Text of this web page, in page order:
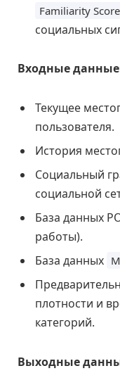
Familiarity Score
социальных
Входные
Текущее
пользователя.
История
Социальный
социальной
База данных
работы).
База данных
плотности и
категорий.
Выходные